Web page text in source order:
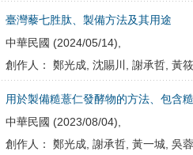
臺灣藜七胜肽、製備方法及其用途
中華民國 (2024/05/14),
創作人： 鄭光成, 沈賜川, 謝承哲, 黃
用於製備糙薏仁發酵物的方法、包含
中華民國 (2023/08/04),
創作人： 鄭光成, 謝承哲, 黃一城, 吳蓉